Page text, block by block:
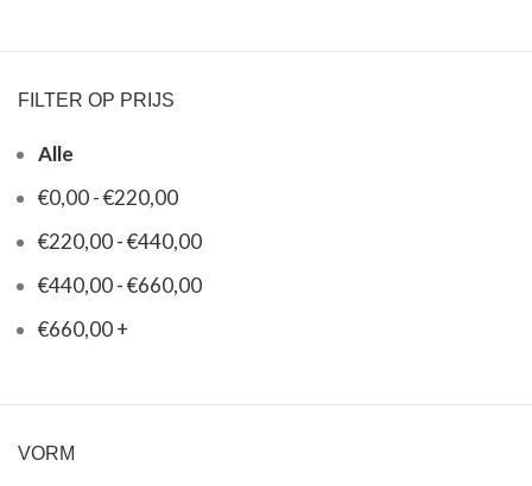
FILTER OP PRIJS
Alle
€0,00-€220,00
€220,00-€440,00
€440,00-€660,00
€660,00+
VORM